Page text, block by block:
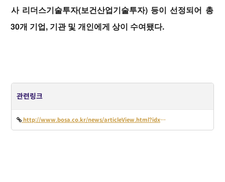
사 리더스기술투자(보건산업기술투자) 등이 선정되어 총
30개 기업, 기관 및 개인에게 상이 수여됐다.
관련링크
http://www.bosa.co.kr/news/articleView.html?idxno=2176420